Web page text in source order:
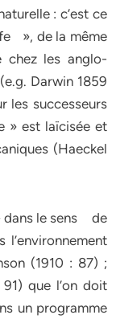
: c’est ce
», de la même
les anglo-
Darwin 1859
les successeurs
» est laïcisée et
(Haeckel
dans le sens de
(1910 : 87) ;
que l’on doit
un programme